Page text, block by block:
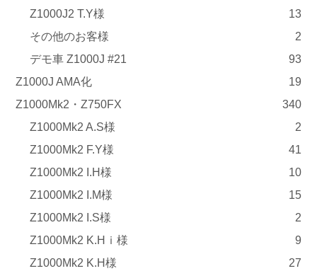
Z1000J2 T.Y様
13
その他のお客様
2
デモ車 Z1000J #21
93
Z1000J AMA化
19
Z1000Mk2・Z750FX
340
Z1000Mk2 A.S様
2
Z1000Mk2 F.Y様
41
Z1000Mk2 I.H様
10
Z1000Mk2 I.M様
15
Z1000Mk2 I.S様
2
Z1000Mk2 K.Hｉ様
9
Z1000Mk2 K.H様
27